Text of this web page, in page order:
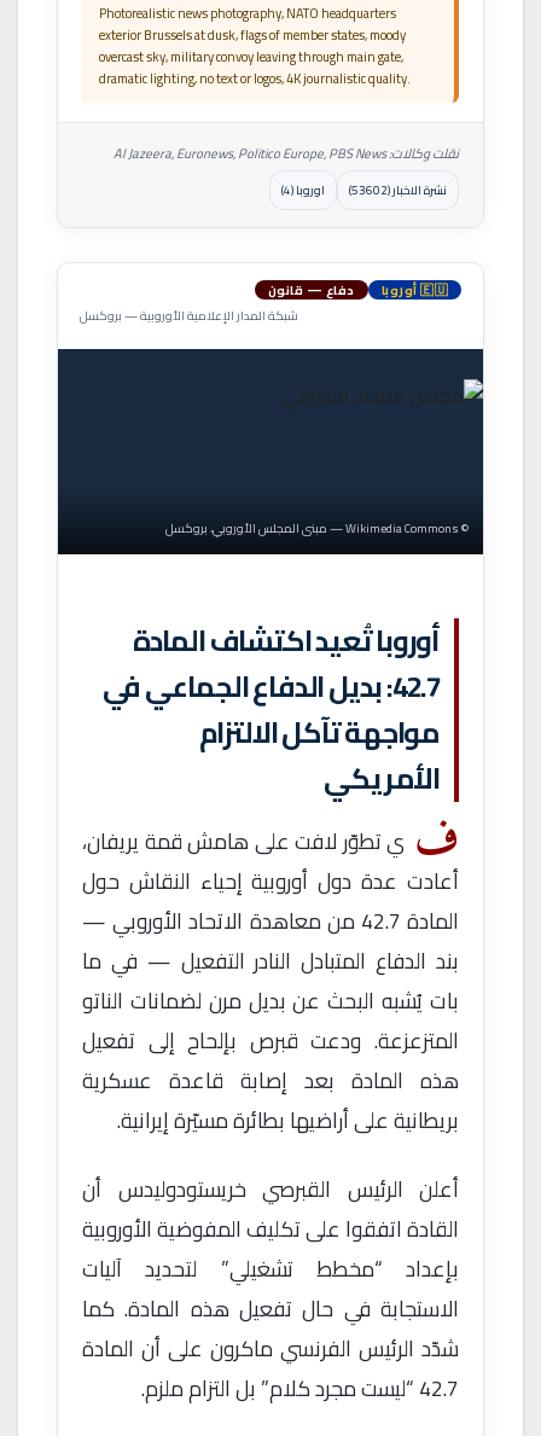
Photorealistic news photography, NATO headquarters
exterior Brussels at dusk, flags of member states, moody
overcast sky, military convoy leaving through main gate,
dramatic lighting, no text or logos, 4K journalistic quality.
نقلت وكالات: Al Jazeera, Euronews, Politico Europe, PBS News
نشرة الاخبار (53602) اوروبا (4)
🇪🇺 أوروبا دفاع — قانون
شبكة المدار الإعلامية الأوروبية — بروكسل
© Wikimedia Commons — مبنى المجلس الأوروبي، بروكسل
أوروبا تُعيد اكتشاف المادة
42.7: بديل الدفاع الجماعي في
مواجهة تآكل الالتزام
الأمريكي
ف ي تطوّر لافت على هامش قمة يريفان،
أعادت عدة دول أوروبية إحياء النقاش حول
المادة 42.7 من معاهدة الاتحاد الأوروبي —
بند الدفاع المتبادل النادر التفعيل — في ما
بات يُشبه البحث عن بديل مرن لضمانات الناتو
المتزعزعة. ودعت قبرص بإلحاح إلى تفعيل
هذه المادة بعد إصابة قاعدة عسكرية
بريطانية على أراضيها بطائرة مسيّرة إيرانية.
أعلن الرئيس القبرصي خريستودوليدس أن
القادة اتفقوا على تكليف المفوضية الأوروبية
بإعداد “مخطط تشغيلي” لتحديد آليات
الاستجابة في حال تفعيل هذه المادة. كما
شدّد الرئيس الفرنسي ماكرون على أن المادة
42.7 “ليست مجرد كلام” بل التزام ملزم.